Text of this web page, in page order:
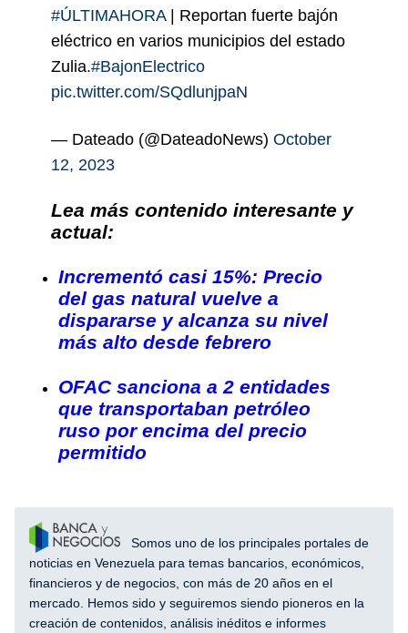
#ÚLTIMAHORA| Reportan fuerte bajón
eléctrico en varios municipios del estado
Zulia.#BajonElectrico
pic.twitter.com/SQdlunjpaN
— Dateado (@DateadoNews) October
12, 2023
Lea más contenido interesante y
actual:
Incrementó casi 15%: Precio
del gas natural vuelve a
dispararse y alcanza su nivel
más alto desde febrero
OFAC sanciona a 2 entidades
que transportaban petróleo
ruso por encima del precio
permitido
Somos uno de los principales portales de
noticias en Venezuela para temas bancarios, económicos,
financieros y de negocios, con más de 20 años en el
mercado. Hemos sido y seguiremos siendo pioneros en la
creación de contenidos, análisis inéditos e informes